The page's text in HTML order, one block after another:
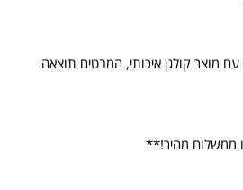
מוצר קולגן איכותי, המבטיח תוצאה
ממשלוח מהיר!**